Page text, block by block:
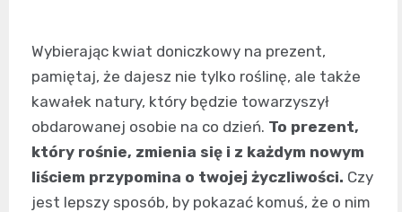
Wybierając kwiat doniczkowy na prezent,
pamiętaj, że dajesz nie tylko roślinę, ale także
kawałek natury, który będzie towarzyszył
obdarowanej osobie na co dzień. To prezent,
który rośnie, zmienia się i z każdym nowym
liściem przypomina o twojej życzliwości. Czy
jest lepszy sposób, by pokazać komuś, że o nim